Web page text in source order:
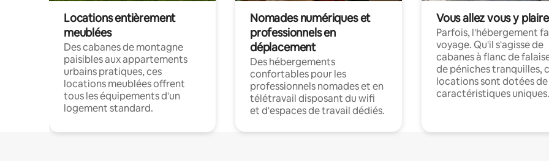
Locations entièrement
meublées
Des cabanes de montagne
paisibles aux appartements
urbains pratiques, ces
locations meublées offrent
tous les équipements d'un
logement standard.
Nomades numériques et
professionnels en
déplacement
Des hébergements
confortables pour les
professionnels nomades et en
télétravail disposant du wifi
et d'espaces de travail dédiés.
Vous allez vous y plaire
Parfois, l'hébergement
voyage. Qu'il s'agisse de
cabanes à flanc de
de péniches tranquilles,
locations sont dotées de
caractéristiques uniques.